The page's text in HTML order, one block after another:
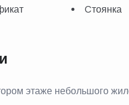
Cтоянка
этаже небольшого